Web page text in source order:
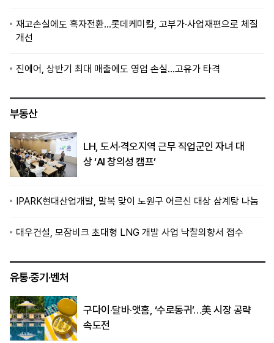
재고손실에도 흑자전환…롯데케미칼, 고부가·사업재편으로 체질
개선
진에어, 상반기 최대 매출에도 영업 손실…고유가 타격
부동산
LH, 도서·격오지역 근무 직업군인 자녀 대
상 ‘AI 창의성 캠프’
IPARK현대산업개발, 말복 맞이 노원구 어르신 대상 삼계탕 나눔
대우건설, 모잠비크 초대형 LNG 개발 사업 낙찰의향서 접수
유통·중기·벤처
구다이·달바·앳홈, ‘수로동귀’…美 시장 공략
속도전